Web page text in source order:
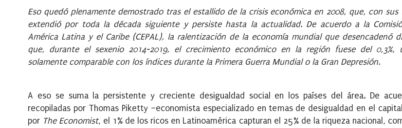
Eso quedó plenamente demostrado tras el estallido de la crisis económica en 2008, que, con
extendió por toda la década siguiente y persiste hasta la actualidad. De acuerdo a la
América Latina y el Caribe (CEPAL), la ralentización de la economía mundial que desencadenó
que, durante el sexenio 2014-2019, el crecimiento económico en la región fuese del 0,3%,
solamente comparable con los índices durante la Primera Guerra Mundial o la Gran Depresión.
A eso se suma la persistente y creciente desigualdad social en los países del área. De
recopiladas por Thomas Piketty –economista especializado en temas de desigualdad en el
por The Economist, el 1% de los ricos en Latinoamérica capturan el 25% de la riqueza nacional,